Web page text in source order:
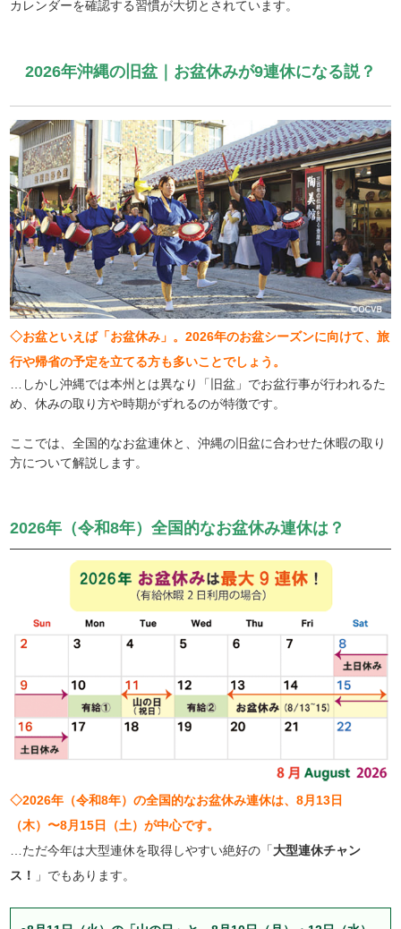
カレンダーを確認する習慣が大切とされています。
2026年沖縄の旧盆｜お盆休みが9連休になる説？
◇お盆といえば「お盆休み」。2026年のお盆シーズンに向けて、旅
行や帰省の予定を立てる方も多いことでしょう。
…しかし沖縄では本州とは異なり「旧盆」でお盆行事が行われるた
め、休みの取り方や時期がずれるのが特徴です。
ここでは、全国的なお盆連休と、沖縄の旧盆に合わせた休暇の取り
方について解説します。
2026年（令和8年）全国的なお盆休み連休は？
◇2026年（令和8年）の全国的なお盆休み連休は、8月13日
（木）〜8月15日（土）が中心です。
…ただ今年は大型連休を取得しやすい絶好の「大型連休チャン
ス！
」でもあります。